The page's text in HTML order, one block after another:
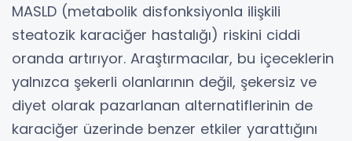
MASLD (metabolik disfonksiyonla ilişkili
steatozik karaciğer hastalığı) riskini ciddi
oranda artırıyor. Araştırmacılar, bu içeceklerin
yalnızca şekerli olanlarının değil, şekersiz ve
diyet olarak pazarlanan alternatiflerinin de
karaciğer üzerinde benzer etkiler yarattığını